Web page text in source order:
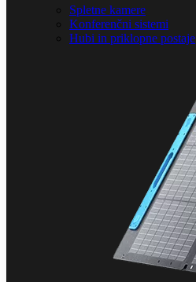
Spletne kamere
Konferenčni sistemi
Hubi in priklopne postaje